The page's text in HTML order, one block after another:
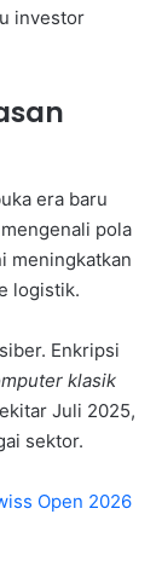
investor
era baru
pola
meningkatkan
logistik.
Enkripsi
klasik
Juli 2025,
sektor.
Open 2026